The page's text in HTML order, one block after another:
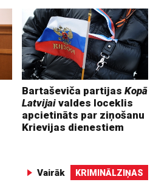
Bartaševiča partijasKopā
Latvijai valdes loceklis
apcietināts par ziņošanu
Krievijas dienestiem
Vairāk KRIMINĀLZIŅAS